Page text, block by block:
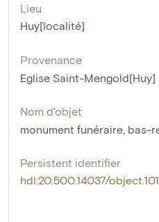
Lieu
Huy[localité]
Provenance
Eglise Saint-Mengold[Huy]
Nom d'objet
monument funéraire bas-
Persistent identifier
hdl:20.500.14037/